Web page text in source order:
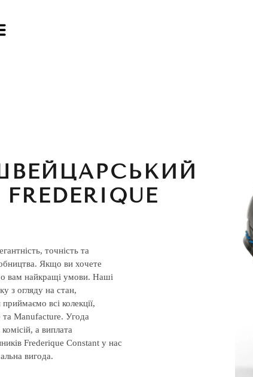
точність та
Якщо ви хочете
вам найкращі умови. Наші
з огляду на стан,
всі колекції,
Manufacture. Угода
а виплата
Frederique Constant у нас
вигода.